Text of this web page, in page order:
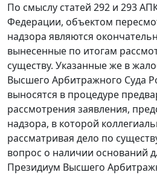
По смыслу статей 292 и 293
Федерации, объектом
надзора являются
вынесенные по итогам
существу. Указанные же в
Высшего Арбитражного Суда
выносятся в процедуре
рассмотрения заявления,
надзора, в которой
рассматривая дело по
вопрос о наличии оснований
Президиум Высшего